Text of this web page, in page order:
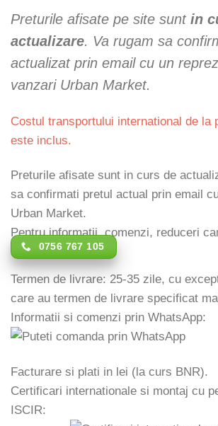
Preturile afisate pe site sunt in
actualizare. Va rugam sa
actualizat prin email cu un
vanzari Urban Market.
Costul transportului international de la
este inclus.
Preturile afisate sunt in curs de
sa confirmati pretul actual prin email
Urban Market.
Pentru informatii, comenzi, reduceri
0756 767 105
Termen de livrare: 25-35 zile, cu
care au termen de livrare specificat
Informatii si comenzi prin WhatsApp:
Facturare si plati in lei (la curs BNR).
Certificari internationale si montaj cu
ISCIR: